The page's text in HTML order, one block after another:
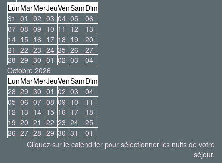
LunMarMerJeuVenSamDim
31 01 02 03 04 05
06
07 08 09 10 11 12
13
14 15 16 17 18 19
20
21 22 23 24 25 26
27
28 29 30 01 02 03
04
Octobre 2026
LunMarMerJeuVenSamDim
28 29 30 01 02 03
04
05 06 07 08 09 10
11
12 13 14 15 16 17
18
19 20 21 22 23 24
25
26 27 28 29 30 31
01
Cliquez sur le calendrier pour sélectionner les nuits de votre
séjour.